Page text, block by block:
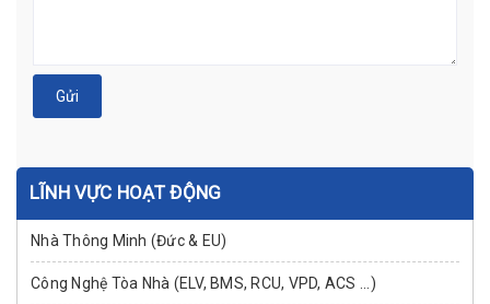
Gửi
LĨNH VỰC HOẠT ĐỘNG
Nhà Thông Minh (Đức & EU)
Công Nghệ Tòa Nhà (ELV, BMS, RCU, VPD, ACS ...)